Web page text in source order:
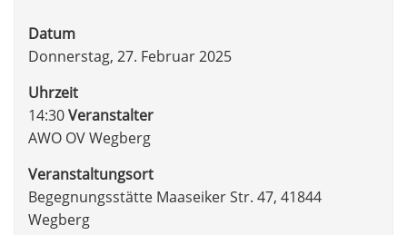
Datum
Donnerstag, 27. Februar 2025
Uhrzeit
14:30Veranstalter
AWO OV Wegberg
Veranstaltungsort
Begegnungsstätte Maaseiker Str. 47, 41844
Wegberg